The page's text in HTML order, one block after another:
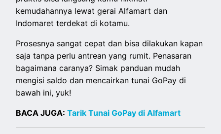
kemudahannya lewat gerai Alfamart dan
Indomaret terdekat di kotamu.
Prosesnya sangat cepat dan bisa dilakukan kapan
saja tanpa perlu antrean yang rumit. Penasaran
bagaimana caranya? Simak panduan mudah
mengisi saldo dan mencairkan tunai GoPay di
bawah ini, yuk!
BACA JUGA:Tarik Tunai GoPay di Alfamart